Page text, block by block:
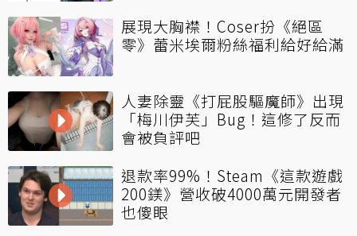
展現大胸襟！Coser扮《絕區
零》蕾米埃爾粉絲福利給好給滿
人妻除靈《打屁股驅魔師》出現
「梅川伊芙」Bug！這修了反而
會被負評吧
退款率99%！Steam《這款遊戲
200鎂》營收破4000萬元開發者
也傻眼